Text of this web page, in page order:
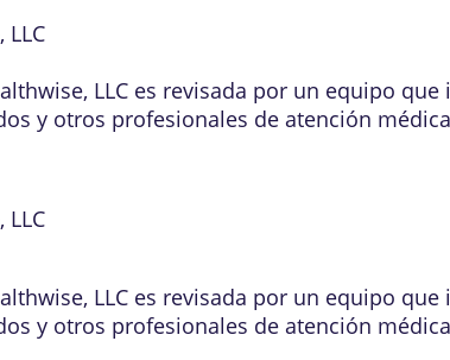
LLC es revisada por un equipo
y otros profesionales de atención
LLC es revisada por un equipo
y otros profesionales de atención